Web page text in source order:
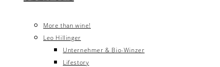
More than wine!
Leo Hillinger
Unternehmer & Bio-Winzer
Lifestory